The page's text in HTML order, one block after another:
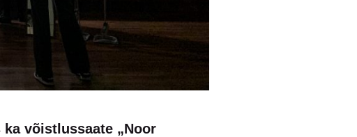
võistlussaate „Noor